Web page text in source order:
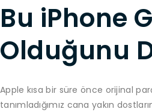
Bu iPhone
Olduğunu
Apple kısa bir süre önce orijinal
tanımladığımız cana yakın